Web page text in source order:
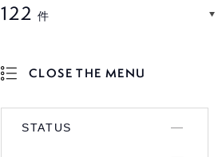
122 件
CLOSE THE MENU
STATUS